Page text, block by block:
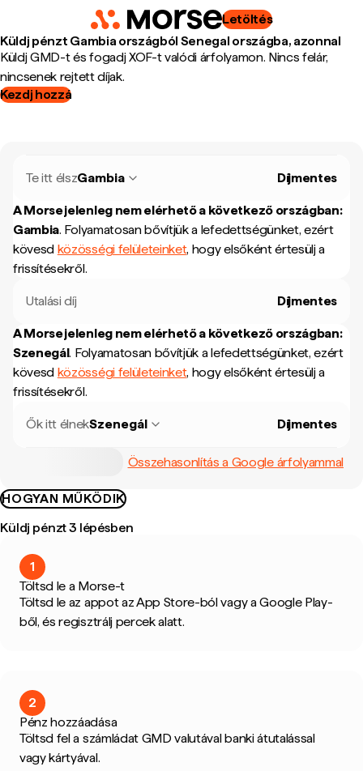
Letöltés
Küldj pénzt Gambia országból Senegal országba, azonnal
Küldj GMD-t és fogadj XOF-t valódi árfolyamon. Nincs felár,
nincsenek rejtett díjak.
Kezdj hozzá
Te itt élszGambia Díjmentes
A Morse jelenleg nem elérhető a következő országban:
Gambia. Folyamatosan bővítjük a lefedettségünket, ezért
kövesd közösségi felületeinket, hogy elsőként értesülj a
frissítésekről.
Utalási díj Díjmentes
A Morse jelenleg nem elérhető a következő országban:
Szenegál. Folyamatosan bővítjük a lefedettségünket, ezért
kövesd közösségi felületeinket, hogy elsőként értesülj a
frissítésekről.
Ők itt élnekSzenegál Díjmentes
Összehasonlítás a Google árfolyammal
HOGYAN MŰKÖDIK
Küldj pénzt 3 lépésben
1
Töltsd le a Morse-t
Töltsd le az appot az App Store-ból vagy a Google Play-
ből, és regisztrálj percek alatt.
2
Pénz hozzáadása
Töltsd fel a számládat GMD valutával banki átutalással
vagy kártyával.